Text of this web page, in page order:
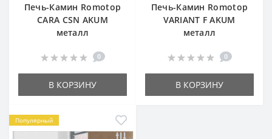
Печь-Камин Romotop
CARA CSN AKUM
металл
0
В КОРЗИНУ
Печь-Камин Romotop
VARIANT F AKUM
металл
0
В КОРЗИНУ
Популярный